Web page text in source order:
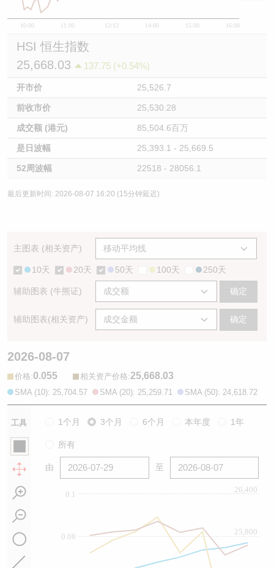
10:00 11:00 12/13 14:00 15:00 16:00
HSI 恒生指数
25,668.03
137.75 (+0.54%)
开市价 25,526.7
前收市价 25,530.28
成交额 (港元) 85,504.6百万
是日波幅 25,393.1 - 25,669.5
52周波幅 22518 - 28056.1
最后更新时间: 2026-08-07 16:20 (15分钟延迟)
主图表 (相关资产)
10天 20天 50天 100天 250天
辅助图表 (牛熊证) 确定
辅助图表(相关资产) 确定
2026-08-07
价格:0.055 相关资产价格:25,668.03
SMA (10): 25,704.57 SMA (20): 25,259.71 SMA (50): 24,618.72
工具 1个月 3个月 6个月 本年度 1年
所有
由 至
0.08
0.1
25,800
26,400